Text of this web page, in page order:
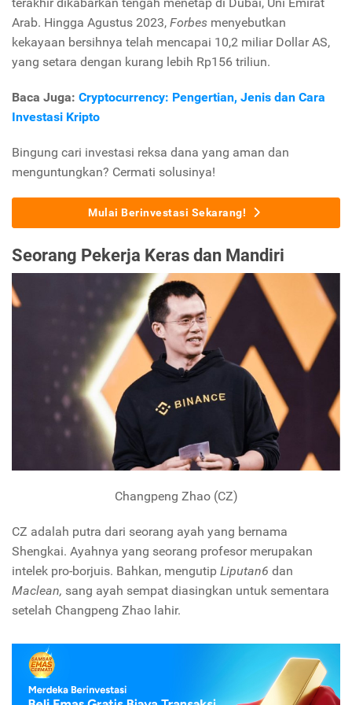
Arab. Hingga Agustus 2023, Forbes menyebutkan
kekayaan bersihnya telah mencapai 10,2 miliar Dollar AS,
yang setara dengan kurang lebih Rp156 triliun.
Baca Juga: Cryptocurrency: Pengertian, Jenis dan Cara
Investasi Kripto
Bingung cari investasi reksa dana yang aman dan
menguntungkan? Cermati solusinya!
Mulai Berinvestasi Sekarang!
Seorang Pekerja Keras dan Mandiri
Changpeng Zhao (CZ)
CZ adalah putra dari seorang ayah yang bernama
Shengkai. Ayahnya yang seorang profesor merupakan
intelek pro-borjuis. Bahkan, mengutip Liputan6 dan
Maclean, sang ayah sempat diasingkan untuk sementara
setelah Changpeng Zhao lahir.